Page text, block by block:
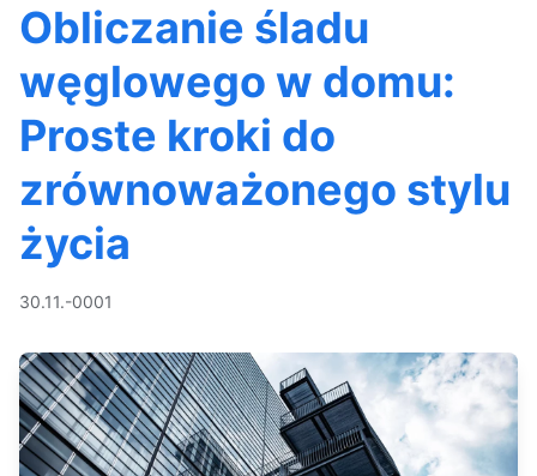
Obliczanie śladu
węglowego w domu:
Proste kroki do
zrównoważonego stylu
życia
30.11.-0001